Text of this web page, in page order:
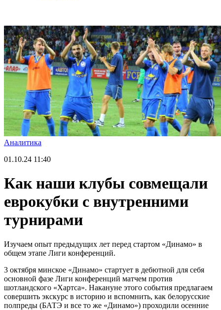
Аналитика
01.10.24 11:40
Как наши клубы совмещали
еврокубки с внутренними
турнирами
Изучаем опыт предыдущих лет перед стартом «Динамо» в
общем этапе Лиги конференций.
3 октября минское «Динамо» стартует в дебютной для себя
основной фазе Лиги конференций матчем против
шотландского «Хартса». Накануне этого события предлагаем
совершить экскурс в историю и вспомнить, как белорусские
полпреды (БАТЭ и все то же «Динамо») проходили осенние